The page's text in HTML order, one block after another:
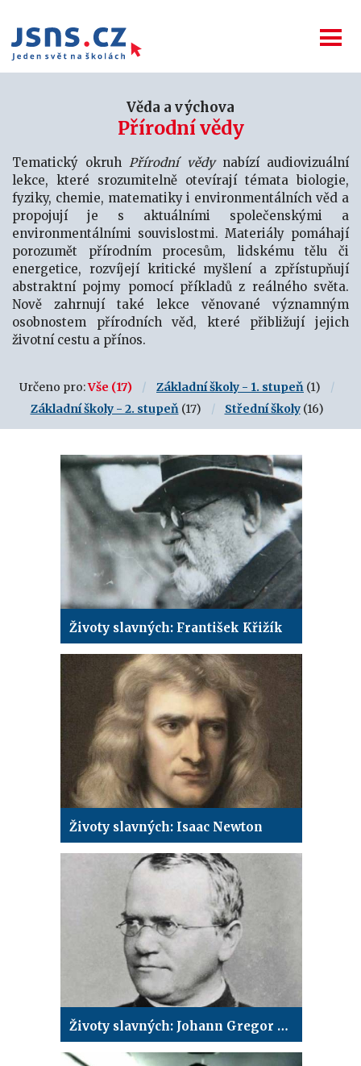
Věda a výchova
Přírodní vědy
Tematický okruhPřírodní vědynabízí audiovizuální
lekce, které srozumitelně otevírají témata biologie,
fyziky, chemie, matematiky i environmentálních věd a
propojují je s aktuálními společenskými a
environmentálními souvislostmi. Materiály pomáhají
porozumět přírodním procesům, lidskému tělu či
energetice, rozvíjejí kritické myšlení a zpřístupňují
abstraktní pojmy pomocí příkladů z reálného světa.
Nově zahrnují také lekce věnované významným
osobnostem přírodních věd, které přibližují jejich
životní cestu a přínos.
Určeno pro:Vše (17) Základní školy - 1. stupeň (1)
Základní školy - 2. stupeň(17) Střední školy(16)
Životy slavných: František Křižík
Životy slavných: Isaac Newton
Životy slavných: Johann Gregor Mendel